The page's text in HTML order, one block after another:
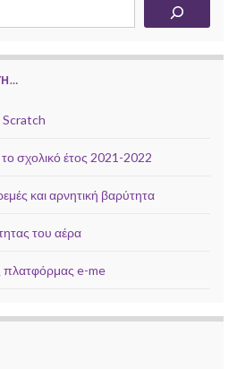
Scratch
σχολικό έτος 2021-2022
και αρνητική βαρύτητα
του αέρα
πλατφόρμας e-me